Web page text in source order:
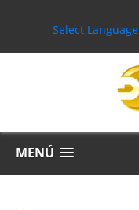
Select Language
MENÚ